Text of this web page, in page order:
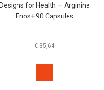
Designs for Health — Arginine
Enos+ 90 Capsules
€ 35,64